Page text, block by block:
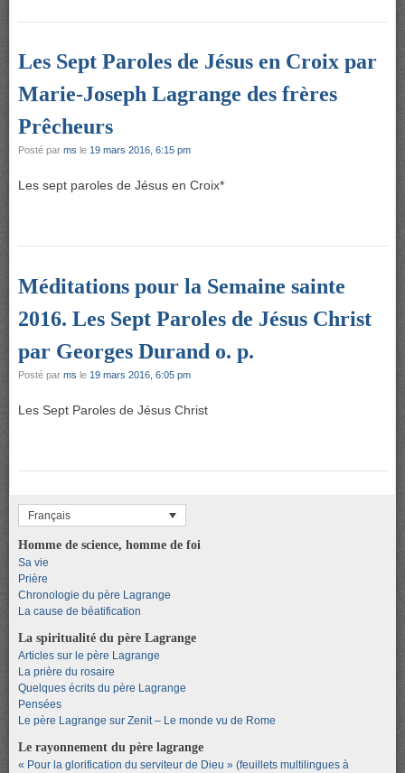
Les Sept Paroles de Jésus en Croix par
Marie-Joseph Lagrange des frères
Prêcheurs
Posté par ms le 19 mars 2016, 6:15 pm
Les sept paroles de Jésus en Croix*
Méditations pour la Semaine sainte
2016. Les Sept Paroles de Jésus Christ
par Georges Durand o. p.
Posté par ms le 19 mars 2016, 6:05 pm
Les Sept Paroles de Jésus Christ
Français
Homme de science, homme de foi
Sa vie
Prière
Chronologie du père Lagrange
La cause de béatification
La spiritualité du père Lagrange
Articles sur le père Lagrange
La prière du rosaire
Quelques écrits du père Lagrange
Pensées
Le père Lagrange sur Zenit – Le monde vu de Rome
Le rayonnement du père lagrange
« Pour la glorification du serviteur de Dieu » (feuillets multilingues à